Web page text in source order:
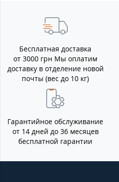
Бесплатная доставка
от 3000 грн Мы оплатим
доставку в отделение новой
почты (вес до 10 кг)
Гарантийное обслуживание
от 14 дней до 36 месяцев
бесплатной гарантии